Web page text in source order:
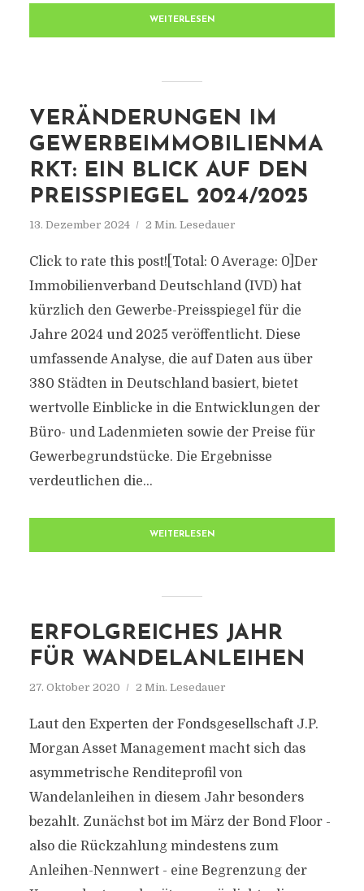
WEITERLESEN
VERÄNDERUNGEN IM
GEWERBEIMMOBILIENMA
RKT: EIN BLICK AUF DEN
PREISSPIEGEL 2024/2025
13. Dezember 2024 2 Min. Lesedauer
Click to rate this post![Total: 0 Average: 0]Der
Immobilienverband Deutschland (IVD) hat
kürzlich den Gewerbe-Preisspiegel für die
Jahre 2024 und 2025 veröffentlicht. Diese
umfassende Analyse, die auf Daten aus über
380 Städten in Deutschland basiert, bietet
wertvolle Einblicke in die Entwicklungen der
Büro- und Ladenmieten sowie der Preise für
Gewerbegrundstücke. Die Ergebnisse
verdeutlichen die...
WEITERLESEN
ERFOLGREICHES JAHR
FÜR WANDELANLEIHEN
27. Oktober 2020 2 Min. Lesedauer
Laut den Experten der Fondsgesellschaft J.P.
Morgan Asset Management macht sich das
asymmetrische Renditeprofil von
Wandelanleihen in diesem Jahr besonders
bezahlt. Zunächst bot im März der Bond Floor -
also die Rückzahlung mindestens zum
Anleihen-Nennwert - eine Begrenzung der